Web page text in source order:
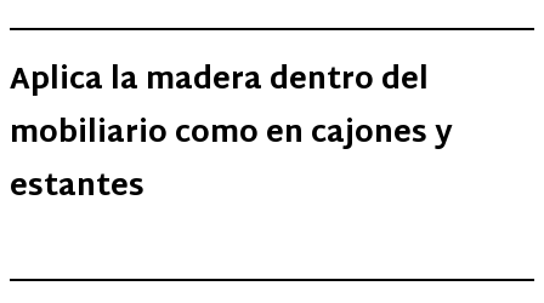
Aplica la madera dentro del
mobiliario como en cajones y
estantes